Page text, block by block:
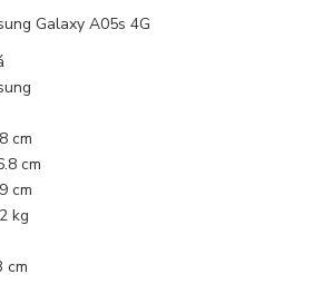
Galaxy A05s 4G
cm
cm
cm
kg
cm